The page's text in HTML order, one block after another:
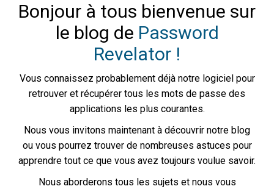
Bonjour à tous bienvenue sur
le blog de Password
Revelator !
Vous connaissez probablement déjà notre logiciel pour
retrouver et récupérer tous les mots de passe des
applications les plus courantes.
Nous vous invitons maintenant à découvrir notre blog
ou vous pourrez trouver de nombreuses astuces pour
apprendre tout ce que vous avez toujours voulue savoir.
Nous aborderons tous les sujets et nous vous